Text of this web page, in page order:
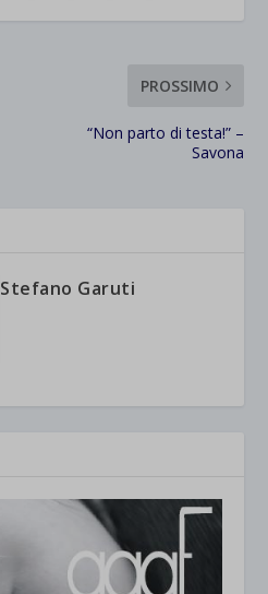
PROSSIMO
“Non parto di testa!” –
Savona
Stefano Garuti